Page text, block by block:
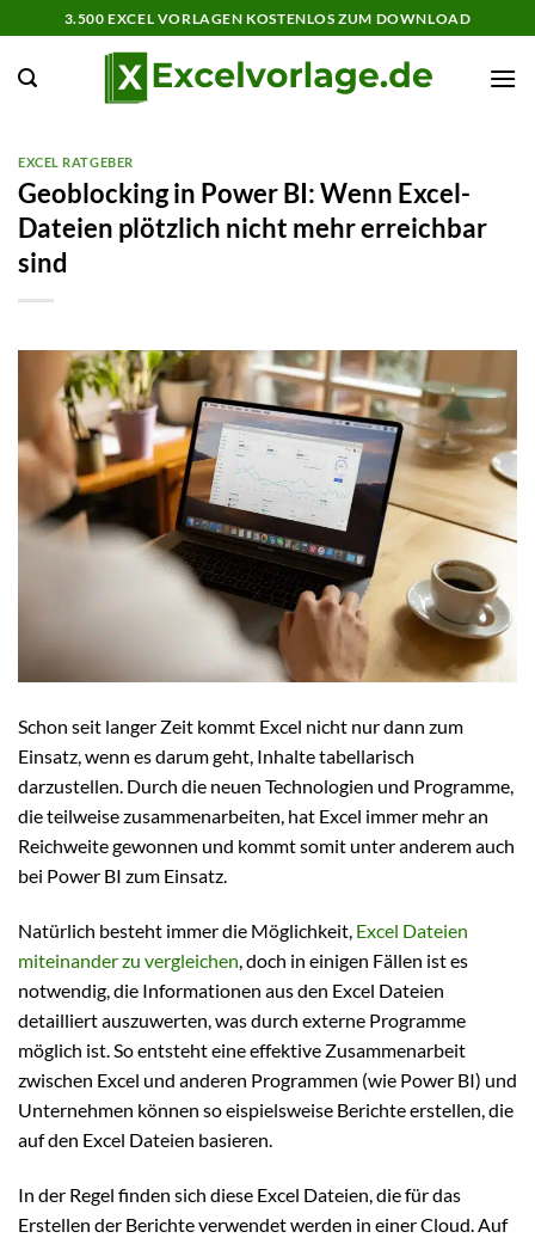
Inhalt
springen
3.500 EXCEL VORLAGEN KOSTENLOS ZUM DOWNLOAD
EXCEL RATGEBER
Geoblocking in Power BI: Wenn Excel-
Dateien plötzlich nicht mehr erreichbar
sind
Schon seit langer Zeit kommt Excel nicht nur dann zum
Einsatz, wenn es darum geht, Inhalte tabellarisch
darzustellen. Durch die neuen Technologien und Programme,
die teilweise zusammenarbeiten, hat Excel immer mehr an
Reichweite gewonnen und kommt somit unter anderem auch
bei Power BI zum Einsatz.
Natürlich besteht immer die Möglichkeit, Excel Dateien
miteinander zu vergleichen, doch in einigen Fällen ist es
notwendig, die Informationen aus den Excel Dateien
detailliert auszuwerten, was durch externe Programme
möglich ist. So entsteht eine effektive Zusammenarbeit
zwischen Excel und anderen Programmen (wie Power BI) und
Unternehmen können so eispielsweise Berichte erstellen, die
auf den Excel Dateien basieren.
In der Regel finden sich diese Excel Dateien, die für das
Erstellen der Berichte verwendet werden in einer Cloud. Auf